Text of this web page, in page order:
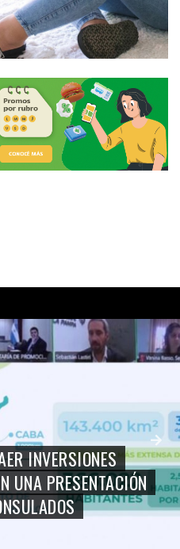
INVERSIONES
UNA PRESENTACIÓN